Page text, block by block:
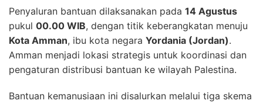
Penyaluran bantuan dilaksanakan pada 14 Agustus
pukul 00.00 WIB, dengan titik keberangkatan menuju
Kota Amman, ibu kota negara Yordania (Jordan).
Amman menjadi lokasi strategis untuk koordinasi dan
pengaturan distribusi bantuan ke wilayah Palestina.
Bantuan kemanusiaan ini disalurkan melalui tiga skema